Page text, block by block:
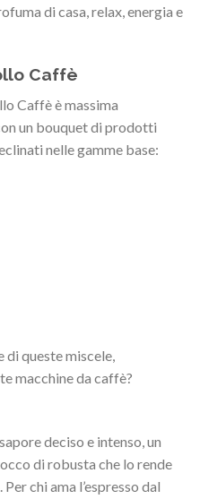
di casa, relax, energia e
Caffè
Caffè è massima
un bouquet di prodotti
nelle gamme base:
queste miscele,
macchine da caffè?
deciso e intenso, un
di robusta che lo rende
chi ama l’espresso dal